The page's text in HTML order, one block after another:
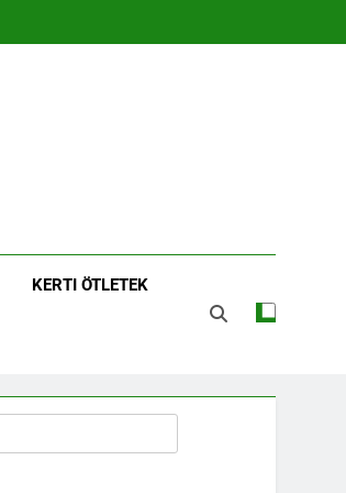
KERTI ÖTLETEK